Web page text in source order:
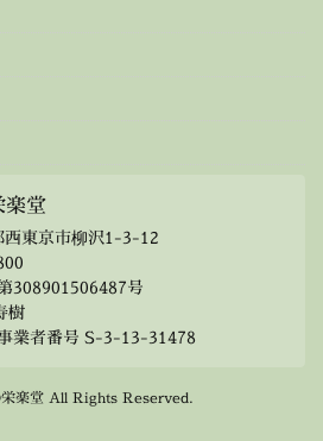
楽堂
東京市柳沢1-3-12
308901506487号
樹
業者番号 S-3-13-31478
楽堂 All Rights Reserved.